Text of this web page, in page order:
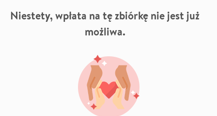
Niestety, wpłata na tę zbiórkę nie jest już
możliwa.